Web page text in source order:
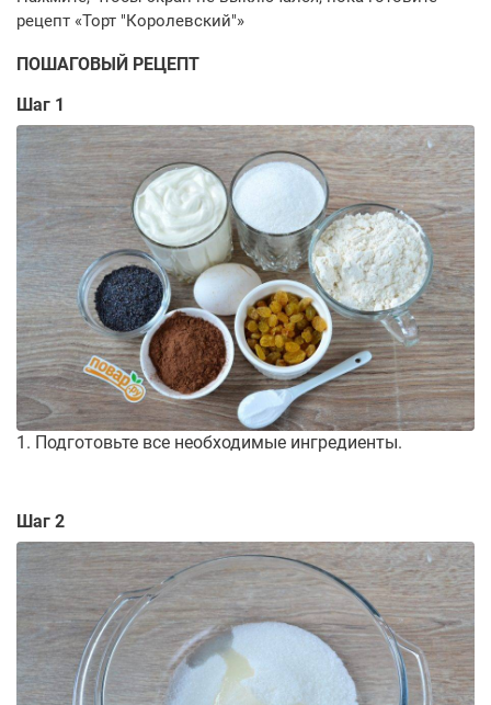
ПОШАГОВЫЙ РЕЦЕПТ
Шаг 1
1. Подготовьте все необходимые ингредиенты.
Шаг 2